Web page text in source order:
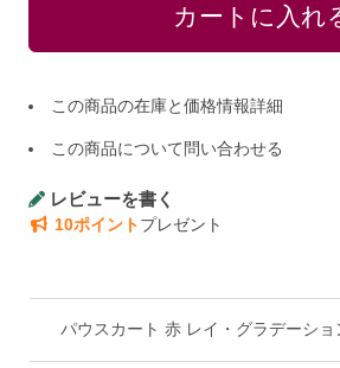
この商品の在庫と価格情報詳細
この商品について問い合わせる
レビューを書く
10ポイントプレゼント
パウスカート 赤 レイ・グラデーショ